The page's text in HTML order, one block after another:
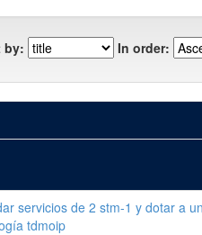
by: In order:
servicios de 2 stm-1 y dotar a
tdmoip